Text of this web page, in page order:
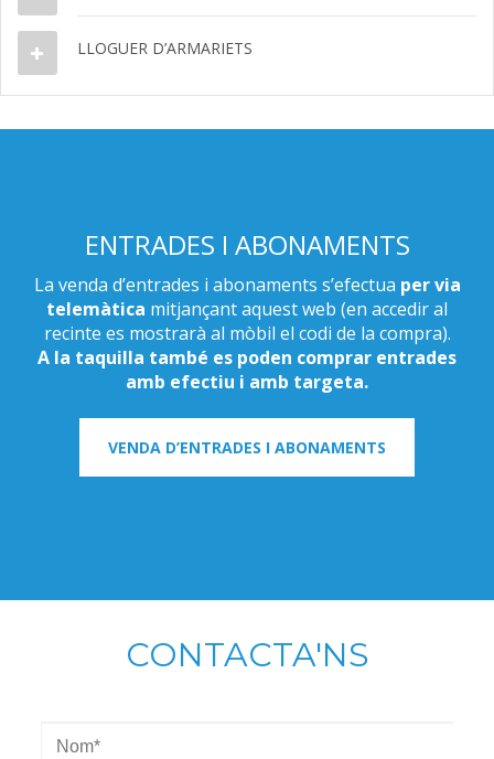
LLOGUER D’ARMARIETS
ENTRADES I ABONAMENTS
La venda d’entrades i abonaments s’efectua per via
telemàtica mitjançant aquest web (en accedir al
recinte es mostrarà al mòbil el codi de la compra).
A la taquilla també es poden comprar entrades
amb efectiu i amb targeta.
VENDA D’ENTRADES I ABONAMENTS
CONTACTA'NS